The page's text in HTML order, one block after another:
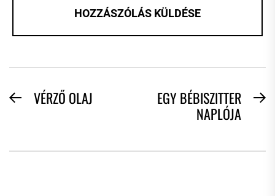
BEJEGYZÉS
PreviousVÉRZŐ OLAJ
EGY BÉBISZITTER
NAPLÓJA